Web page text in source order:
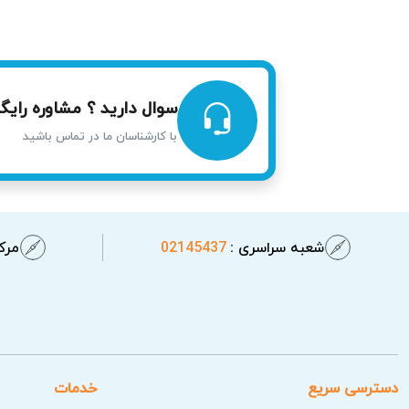
سوال دارید ؟ مشاوره
با کارشناسان ما در تماس باشید
شعبه سراسری :02145437
دسترسی سریع خدمات